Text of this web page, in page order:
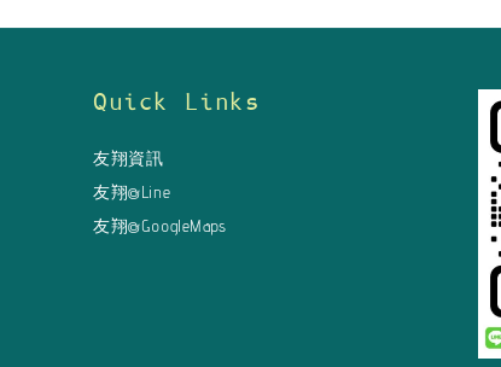
Quick Links
友翔資訊
友翔@Line
友翔@GoogleMaps